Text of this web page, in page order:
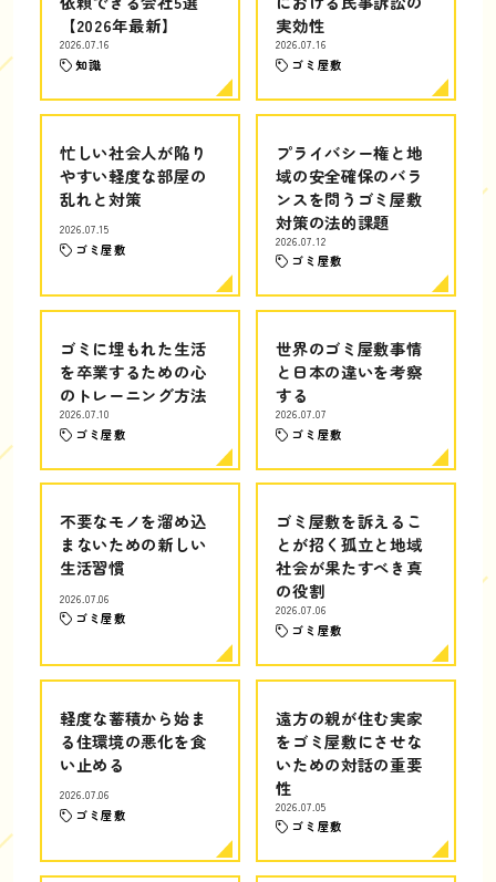
【2026年最新】
2026.07.16
知識
実効性
2026.07.16
ゴミ屋敷
忙しい社会人が陥り
やすい軽度な部屋の
乱れと対策
2026.07.15
ゴミ屋敷
プライバシー権と地
域の安全確保のバラ
ンスを問うゴミ屋敷
対策の法的課題
2026.07.12
ゴミ屋敷
ゴミに埋もれた生活
を卒業するための心
のトレーニング方法
2026.07.10
ゴミ屋敷
世界のゴミ屋敷事情
と日本の違いを考察
する
2026.07.07
ゴミ屋敷
不要なモノを溜め込
まないための新しい
生活習慣
2026.07.06
ゴミ屋敷
ゴミ屋敷を訴えるこ
とが招く孤立と地域
社会が果たすべき真
の役割
2026.07.06
ゴミ屋敷
軽度な蓄積から始ま
る住環境の悪化を食
い止める
2026.07.06
ゴミ屋敷
遠方の親が住む実家
をゴミ屋敷にさせな
いための対話の重要
性
2026.07.05
ゴミ屋敷